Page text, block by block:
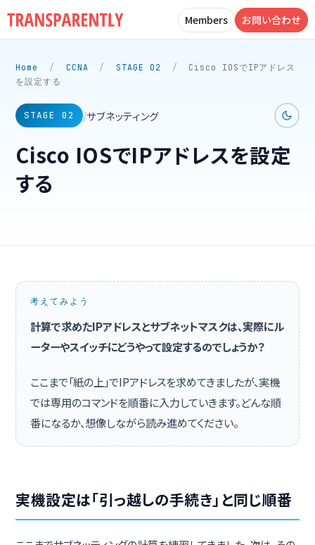
Members お問い合わせ
Home / CCNA / STAGE 02 /
Cisco IOSでIPアドレス
を設定する
STAGE 02 /サブネッティング
Cisco IOSでIPアドレスを設定
する
考えてみよう
計算で求めたIPアドレスとサブネットマスクは、実際にル
ーターやスイッチにどうやって設定するのでしょうか？
ここまで「紙の上」でIPアドレスを求めてきましたが、実機
では専用のコマンドを順番に入力していきます。どんな順
番になるか、想像しながら読み進めてください。
実機設定は「引っ越しの手続き」と同じ順番